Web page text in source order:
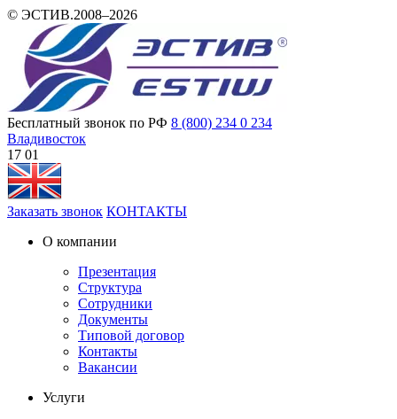
© ЭСТИВ.2008–2026
Бесплатный звонок по РФ 8 (800) 234 0 234
Владивосток
17:01
Заказать звонок КОНТАКТЫ
О компании
Презентация
Структура
Сотрудники
Документы
Типовой договор
Контакты
Вакансии
Услуги